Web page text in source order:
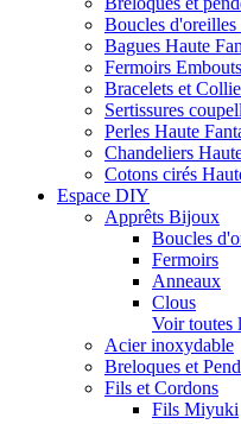
Boucles d'oreilles
Bagues Haute
Fermoirs
Bracelets et
Sertissures
Perles Haute
Chandeliers
Cotons cirés
Espace DIY
Apprêts Bijoux
Boucles
Fermoirs
Anneaux
Clous
Voir toutes
Acier inoxydable
Breloques et
Fils et Cordons
Fils Miyuki